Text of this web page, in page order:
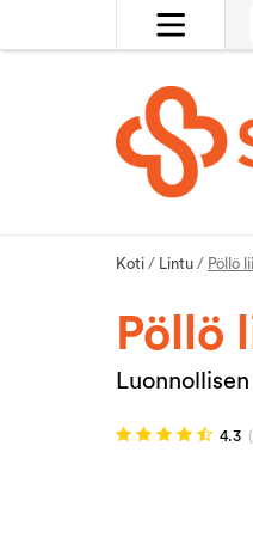
Koti / Lintu / Pöllö
Pöllö
4.3